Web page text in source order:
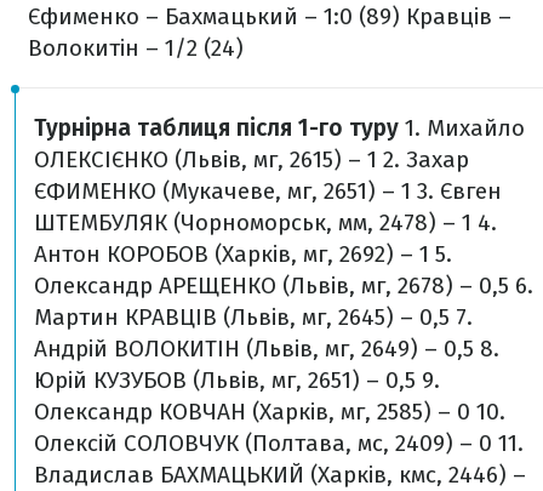
Єфименко – Бахмацький – 1:0 (89) Кравців –
Волокитін – 1/2 (24)
Турнірна таблиця після 1-го туру 1. Михайло
ОЛЕКСІЄНКО (Львів, мг, 2615) – 1 2. Захар
ЄФИМЕНКО (Мукачеве, мг, 2651) – 1 3. Євген
ШТЕМБУЛЯК (Чорноморськ, мм, 2478) – 1 4.
Антон КОРОБОВ (Харків, мг, 2692) – 1 5.
Олександр АРЕЩЕНКО (Львів, мг, 2678) – 0,5 6.
Мартин КРАВЦІВ (Львів, мг, 2645) – 0,5 7.
Андрій ВОЛОКИТІН (Львів, мг, 2649) – 0,5 8.
Юрій КУЗУБОВ (Львів, мг, 2651) – 0,5 9.
Олександр КОВЧАН (Харків, мг, 2585) – 0 10.
Олексій СОЛОВЧУК (Полтава, мс, 2409) – 0 11.
Владислав БАХМАЦЬКИЙ (Харків, кмс, 2446) –